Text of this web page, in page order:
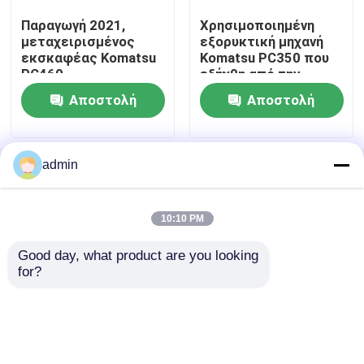
μεταχειρισμένος εκσκαφέας Komatsu
Μεταχειρισμένος εκσκαφέας Cat
Χρησιμοποιημένος εκσκαφέας Hitachi
Χρησιμοποιούμενη εκσκαφέας doosan
Παραγωγή 2021,
μεταχειρισμένος
εκσκαφέας Komatsu
PC460
Αποστολή
ερώτησης
Χρησιμοποιημένη
εξορυκτική μηχανή
Komatsu PC350 που
εξήχθη από την
Ιαπωνία
Αποστολή
ερώτησης
Αρχική Σελίδα
Sitemap
Πολιτική Απορρήτου
ΠοιότηταΜηχανήματα Οδοποιίας
admin
10:10 PM
Good day, what product are you looking
for?